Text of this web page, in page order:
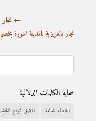
←نجار
نجار بالعزيزية بالمدينة المنورة بخصم 40% – أفضل نجار
سحابة الكلمات الدلالية
اخطاء شائعة افضل انواع